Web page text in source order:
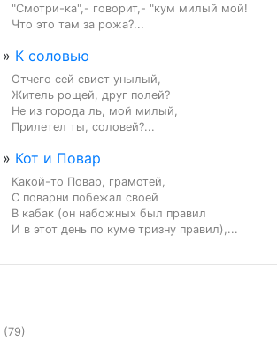
"Смотри-ка",- говорит,- "кум милый мой!
Что это там за рожа?...
» К соловью
Отчего сей свист унылый,
Житель рощей, друг полей?
Не из города ль, мой милый,
Прилетел ты, соловей?...
» Кот и Повар
Какой-то Повар, грамотей,
С поварни побежал своей
В кабак (он набожных был правил
И в этот день по куме тризну правил),...
(79)